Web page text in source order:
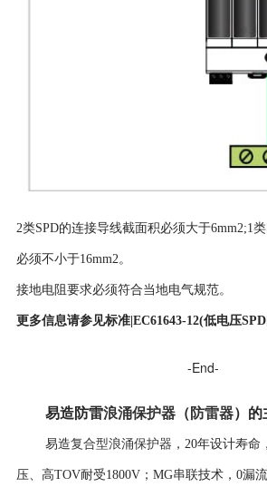
2类SPD的连接导线截面积必须大于6mm2;1
必须不小于16mm2。
接地电阻要求必须符合当地电气规范。
更多信息请参见标准|EC61643-12(低电压
-End-
易造防雷浪涌保护器（防雷器） 的
易造复合型浪涌保护器 ， 20年设计寿命，
压、高TOV耐受1800V；MG串联技术，0漏